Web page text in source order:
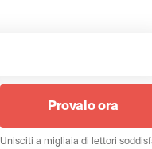
Provalo ora
Unisciti a migliaia di lettori